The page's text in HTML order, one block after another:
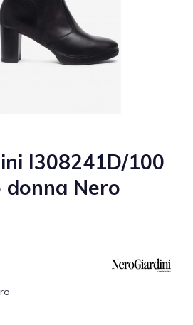
I308241D/100
Nero